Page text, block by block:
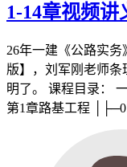
1-14章视频讲
26年一建《公路实
版】，刘军刚老师
明了。 课程目录：
第1章路基工程